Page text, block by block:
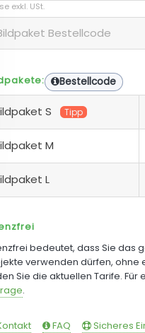
exkl. USt.
Bestellcode
S Tipp
M
L
bedeutet, dass Sie das
verwenden dürfen, ohne
Sie die aktuellen Tarife. Für
.
FAQ Sicheres